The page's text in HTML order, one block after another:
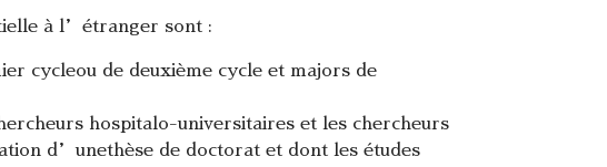
à l’étranger sont :
cycleou de deuxième cycle et majors de
hospitalo-universitaires et les chercheurs
d’unethèse de doctorat et dont les études